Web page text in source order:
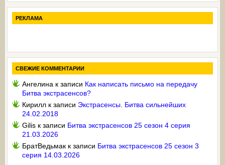
РЕКЛАМА
СВЕЖИЕ КОММЕНТАРИИ
Ангелина к записи Как написать письмо на передачу
Битва экстрасенсов?
Кирилл к записи Экстрасенсы. Битва сильнейших
24.02.2018
Gilis к записи Битва экстрасенсов 25 сезон 4 серия
21.03.2026
БратВедьмак к записи Битва экстрасенсов 25 сезон 3
серия 14.03.2026